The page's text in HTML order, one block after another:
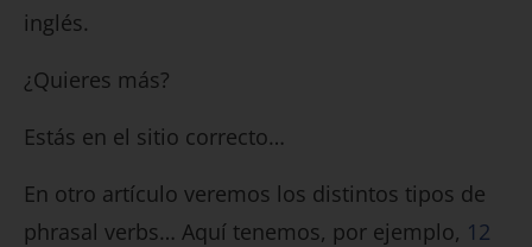
inglés.
¿Quieres más?
Estás en el sitio correcto…
En otro artículo veremos los distintos tipos de
phrasal verbs… Aquí tenemos, por ejemplo, 12